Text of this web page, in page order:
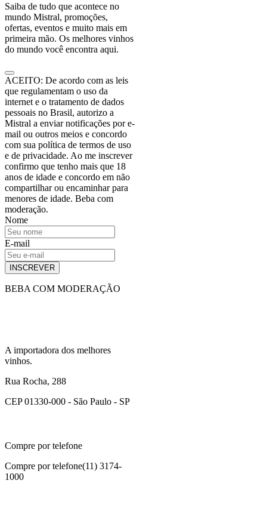
Saiba de tudo que acontece no
mundo Mistral, promoções,
ofertas, eventos e muito mais em
primeira mão. Os melhores vinhos
do mundo você encontra aqui.
ACEITO: De acordo com as leis
que regulamentam o uso da
internet e o tratamento de dados
pessoais no Brasil, autorizo a
Mistral a enviar notificações por e-
mail ou outros meios e concordo
com sua política de termos de uso
e de privacidade. Ao me inscrever
confirmo que tenho mais que 18
anos de idade e concordo em não
compartilhar ou encaminhar para
menores de idade. Beba com
moderação.
Nome
E-mail
INSCREVER
BEBA COM MODERAÇÃO
A importadora dos melhores
vinhos.
Rua Rocha, 288
CEP 01330-000 - São Paulo - SP
Compre por telefone
Compre por telefone(11) 3174-
1000